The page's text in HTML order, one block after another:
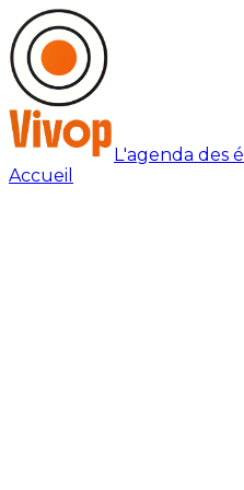
L'agenda des
Accueil